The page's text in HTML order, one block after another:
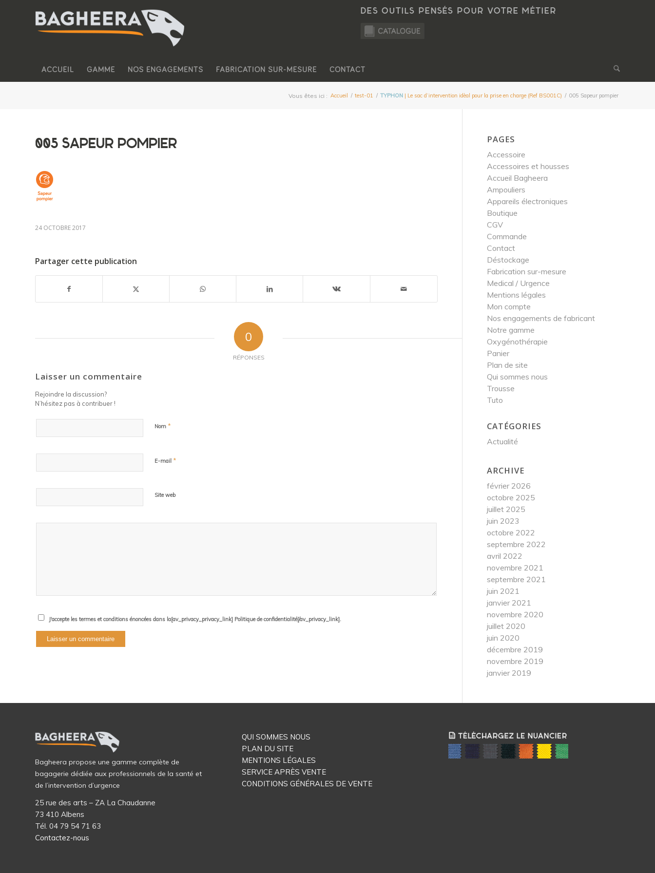
DES OUTILS PENSÉS POUR VOTRE MÉTIER
ACCUEIL GAMME NOS ENGAGEMENTS FABRICATION SUR-MESURE CONTACT
Vous êtes ici : Accueil / test-01 / TYPHON | Le sac d’intervention idèal pour la prise en charge (Ref BS001C) / 005 Sapeur pompier
005 SAPEUR POMPIER
24 OCTOBRE 2017
Partager cette publication
0
RÉPONSES
Laisser un commentaire
Rejoindre la discussion?
N’hésitez pas à contribuer !
Nom *
E-mail *
Site web
J'accepte les termes et conditions énoncées dans la[av_privacy_privacy_link] Politique de confidentialité[/av_privacy_link].
PAGES
Accessoire
Accessoires et housses
Accueil Bagheera
Ampouliers
Appareils électroniques
Boutique
CGV
Commande
Contact
Déstockage
Fabrication sur-mesure
Medical / Urgence
Mentions légales
Mon compte
Nos engagements de fabricant
Notre gamme
Oxygénothérapie
Panier
Plan de site
Qui sommes nous
Trousse
Tuto
CATÉGORIES
Actualité
ARCHIVE
février 2026
octobre 2025
juillet 2025
juin 2023
octobre 2022
septembre 2022
avril 2022
novembre 2021
septembre 2021
juin 2021
janvier 2021
novembre 2020
juillet 2020
juin 2020
décembre 2019
novembre 2019
janvier 2019
Bagheera propose une gamme complète de
bagagerie dédiée aux professionnels de la santé et
de l’intervention d’urgence
25 rue des arts – ZA La Chaudanne
73 410 Albens
Tél. 04 79 54 71 63
Contactez-nous
QUI SOMMES NOUS
PLAN DU SITE
MENTIONS LÉGALES
SERVICE APRÈS VENTE
CONDITIONS GÉNÉRALES DE VENTE